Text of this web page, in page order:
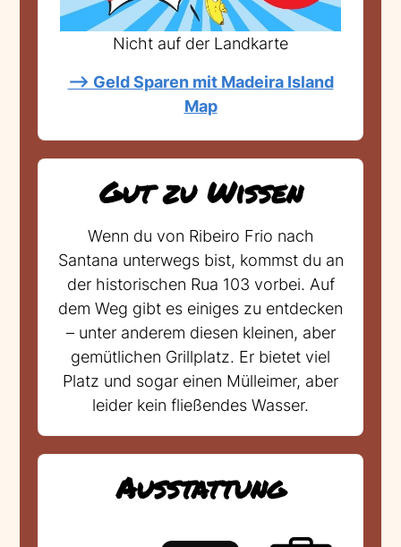
Nicht auf der Landkarte
--> Geld Sparen mit Madeira Island
Map
Gut zu Wissen
Wenn du von Ribeiro Frio nach
Santana unterwegs bist, kommst du an
der historischen Rua 103 vorbei. Auf
dem Weg gibt es einiges zu entdecken
– unter anderem diesen kleinen, aber
gemütlichen Grillplatz. Er bietet viel
Platz und sogar einen Mülleimer, aber
leider kein fließendes Wasser.
Ausstattung